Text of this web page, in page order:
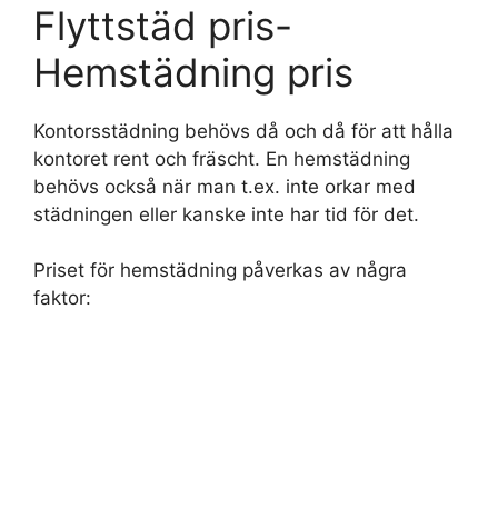
Flyttstäd pris-
Hemstädning pris
Kontorsstädning behövs då och då för att hålla
kontoret rent och fräscht. En hemstädning
behövs också när man t.ex. inte orkar med
städningen eller kanske inte har tid för det.
Priset för hemstädning påverkas av några
faktor: